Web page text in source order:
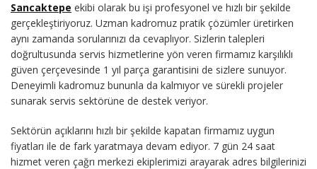
Sancaktepe ekibi olarak bu işi profesyonel ve hızlı bir şekilde
gerçekleştiriyoruz. Uzman kadromuz pratik çözümler üretirken
aynı zamanda sorularınızı da cevaplıyor. Sizlerin talepleri
doğrultusunda servis hizmetlerine yön veren firmamız karşılıklı
güven çerçevesinde 1 yıl parça garantisini de sizlere sunuyor.
Deneyimli kadromuz bununla da kalmıyor ve sürekli projeler
sunarak servis sektörüne de destek veriyor.
Sektörün açıklarını hızlı bir şekilde kapatan firmamız uygun
fiyatları ile de fark yaratmaya devam ediyor. 7 gün 24 saat
hizmet veren çağrı merkezi ekiplerimizi arayarak adres bilgilerinizi